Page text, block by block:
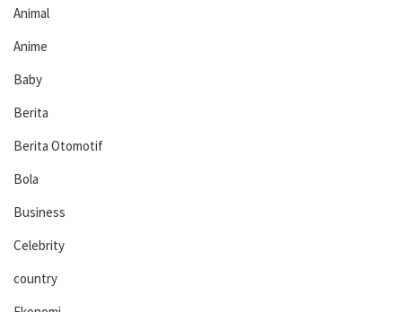
Animal
Anime
Baby
Berita
Berita Otomotif
Bola
Business
Celebrity
country